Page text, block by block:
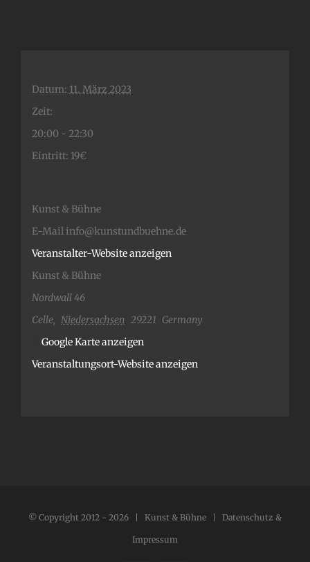
Datum: 11. März 2023
Zeit:
20:00 - 22:30
Eintritt: 19€
Kunst & Bühne
Nordwall 46
Celle, Niedersachsen 29221 Germany
Google Karte anzeigen
Veranstaltungsort-Website anzeigen
Kunst & Bühne
E-Mail info@kunstundbuehne.de
Veranstalter-Website anzeigen
© Copyright 2012 - 2026 | Kunst & Bühne | Datenschutz &
Impressum